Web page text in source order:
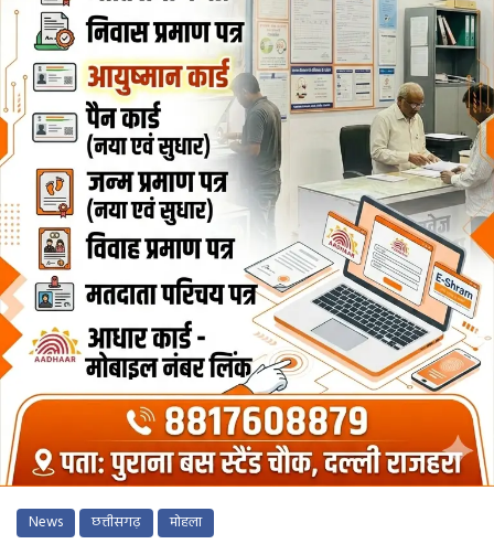
News छत्तीसगढ़ मोहला